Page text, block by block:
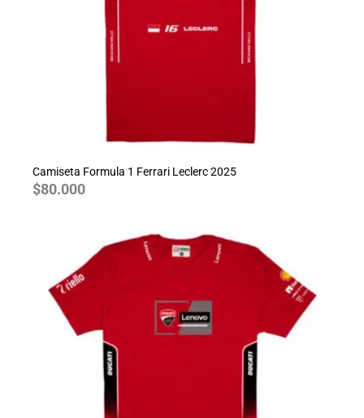
Camiseta Formula 1 Ferrari Leclerc 2025
$80.000